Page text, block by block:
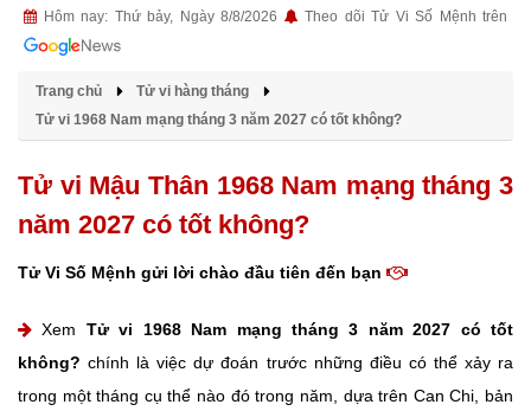
Hôm nay: Thứ bảy, Ngày 8/8/2026 Theo dõi Tử Vi Số Mệnh trên
Trang chủ
Tử vi hàng tháng
Tử vi 1968 Nam mạng tháng 3 năm 2027 có tốt không?
Tử vi Mậu Thân 1968 Nam mạng tháng 3
năm 2027 có tốt không?
Tử Vi Số Mệnh gửi lời chào đầu tiên đến bạn
Xem Tử vi 1968 Nam mạng tháng 3 năm 2027 có tốt
không? chính là việc dự đoán trước những điều có thể xảy ra
trong một tháng cụ thể nào đó trong năm, dựa trên Can Chi, bản